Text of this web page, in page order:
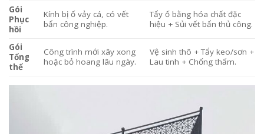
Gói
Phục
hồi
Kính bị ố vảy cá, có vết
bẩn công nghiệp.
Tẩy ố bằng hóa chất đặc
hiệu + Sủi vết bẩn thủ công.
Gói
Tổng
thể
Công trình mới xây xong
hoặc bỏ hoang lâu ngày.
Vệ sinh thô + Tẩy keo/sơn +
Lau tinh + Chống thấm.